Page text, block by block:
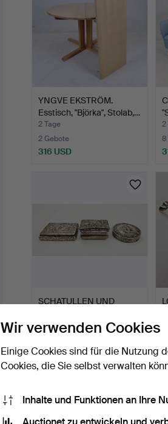
YNGVE EKSTRÖM.
Esstisch, "Björka", Stolab,…
2 Tage
2 Gebote
316 USD
2
8
SCHATULLEN UND
Gewi…
2 Tage
293 USD
Wir verwenden Cookies
Einige Cookies sind für die Nutzung
Cookies, die Sie selbst verwalten
Inhalte und Funktionen an Ihre